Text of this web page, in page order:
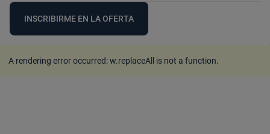
INSCRIBIRME EN LA OFERTA
A rendering error occurred:w.replaceAll is not a function.